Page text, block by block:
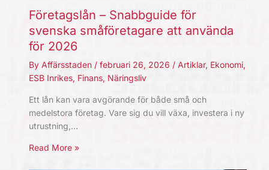
Företagslån – Snabbguide för
svenska småföretagare att använda
för 2026
By Affärsstaden / februari 26, 2026 / Artiklar, Ekonomi,
ESB Inrikes, Finans, Näringsliv
Ett lån kan vara avgörande för både små och
medelstora företag. Vare sig du vill växa, investera i ny
utrustning,…
Read More »